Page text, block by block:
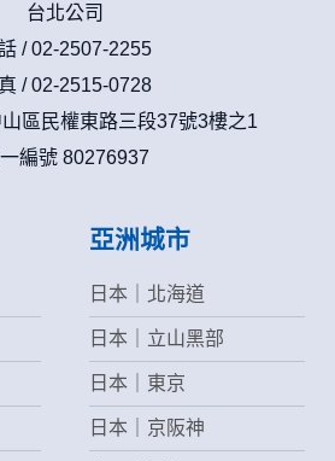
台北公司
/ 02-2507-2255
/ 02-2515-0728
區民權東路三段37號3樓之1
編號 80276937
亞洲城市
日本｜北海道
日本｜立山黑部
日本｜東京
日本｜京阪神